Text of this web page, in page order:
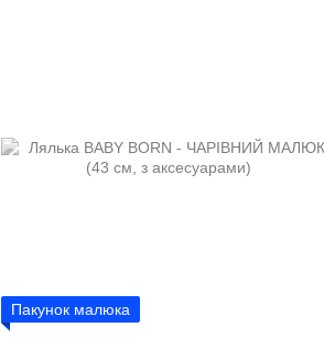
Пакунок малюка